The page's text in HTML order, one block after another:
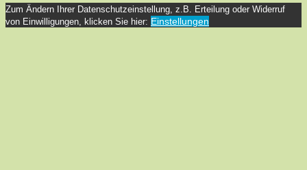
Zum Ändern Ihrer Datenschutzeinstellung, z.B. Erteilung oder Widerruf
von Einwilligungen, klicken Sie hier: Einstellungen